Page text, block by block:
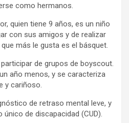
como hermanos.
quien tiene 9 años, es un niño
con sus amigos y de realizar
más le gusta es el básquet.
de grupos de boyscout.
año menos, y se caracteriza
y cariñoso.
de retraso mental leve, y
de discapacidad (CUD).